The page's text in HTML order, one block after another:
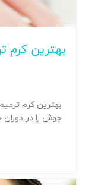
بهترین کرم
بهترین کرم
جوش را در دوران